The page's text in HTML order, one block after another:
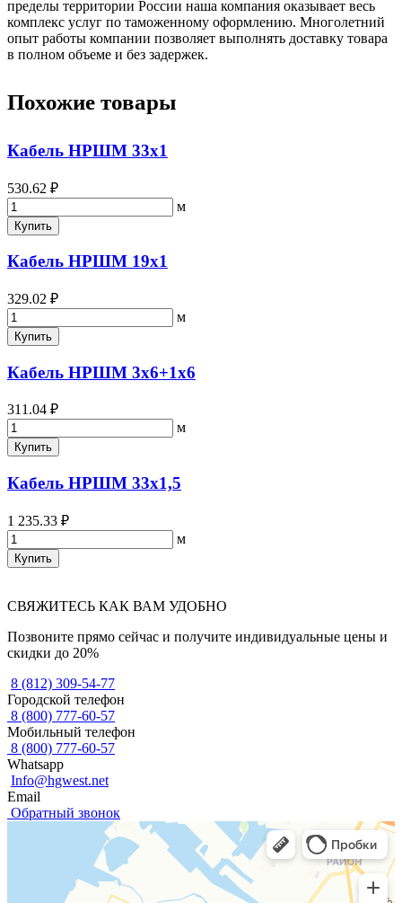
пределы территории России наша компания оказывает весь
комплекс услуг по таможенному оформлению. Многолетний
опыт работы компании позволяет выполнять доставку товара
в полном объеме и без задержек.
Похожие товары
Кабель НРШМ 33х1
530.62 ₽
м
Купить
Кабель НРШМ 19х1
329.02 ₽
м
Купить
Кабель НРШМ 3х6+1х6
311.04 ₽
м
Купить
Кабель НРШМ 33х1,5
1 235.33 ₽
м
Купить
СВЯЖИТЕСЬ КАК ВАМ УДОБНО
Позвоните прямо сейчас и получите индивидуальные цены и
скидки до 20%
8 (812) 309-54-77
Городской телефон
8 (800) 777-60-57
Мобильный телефон
8 (800) 777-60-57
Whatsapp
Info@hgwest.net
Email
Обратный звонок